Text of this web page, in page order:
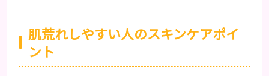
肌荒れしやすい人のスキンケアポイ
ント